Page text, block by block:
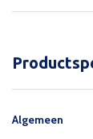
Algemeen